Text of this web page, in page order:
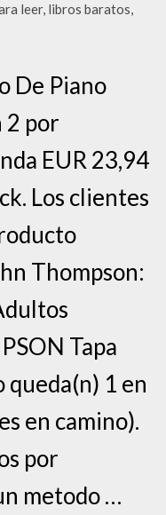
leer, libros baratos,
De Piano
2 por
EUR 23,94
Los clientes
Thompson:
Tapa
queda(n) 1 en
en camino).
por
metodo …